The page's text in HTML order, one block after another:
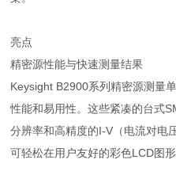
亮点
精密源性能与快速测量结果
Keysight B2900系列精密源测量
性能和易用性。这些紧凑的台式
分辨率和高精度的I-V（电流对电
可轻松在用户友好的彩色LCD图